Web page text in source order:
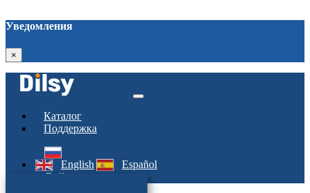
Уведомления
×
Каталог
Поддержка
English
Español
Войти